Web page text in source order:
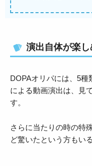
演出自体が楽し
DOPAオリパには、5種
による動画演出は、見
す。
さらに当たりの時の特
ど驚いたという方もい